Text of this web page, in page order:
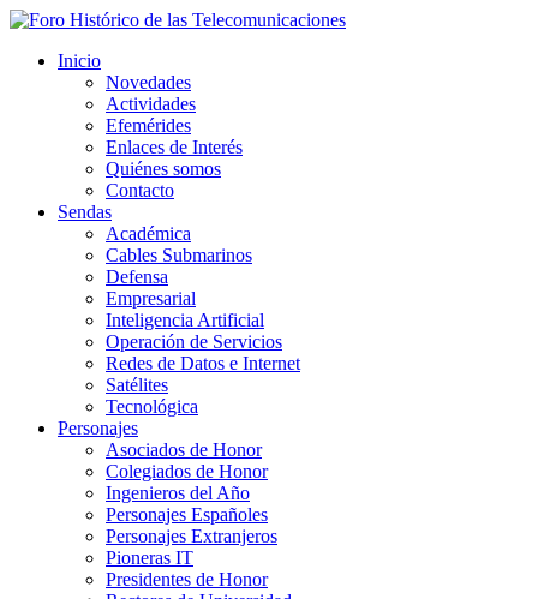
Inicio
Novedades
Actividades
Efemérides
Enlaces de Interés
Quiénes somos
Contacto
Sendas
Académica
Cables Submarinos
Defensa
Empresarial
Inteligencia Artificial
Operación de Servicios
Redes de Datos e Internet
Satélites
Tecnológica
Personajes
Asociados de Honor
Colegiados de Honor
Ingenieros del Año
Personajes Españoles
Personajes Extranjeros
Pioneras IT
Presidentes de Honor